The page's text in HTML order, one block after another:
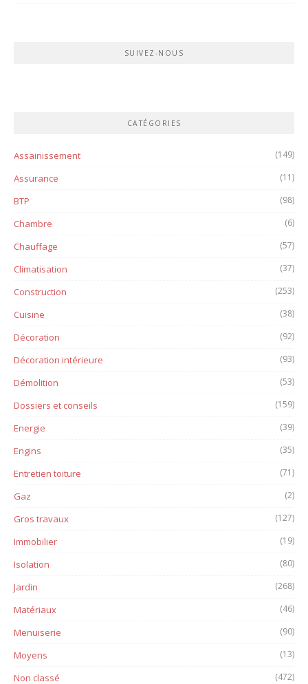
SUIVEZ-NOUS
CATÉGORIES
Assainissement (149)
Assurance (11)
BTP (98)
Chambre (6)
Chauffage (57)
Climatisation (37)
Construction (253)
Cuisine (38)
Décoration (92)
Décoration intérieure (93)
Démolition (53)
Dossiers et conseils (159)
Energie (39)
Engins (35)
Entretien toiture (71)
Gaz (2)
Gros travaux (127)
Immobilier (19)
Isolation (80)
Jardin (268)
Matériaux (46)
Menuiserie (90)
Moyens (13)
Non classé (472)